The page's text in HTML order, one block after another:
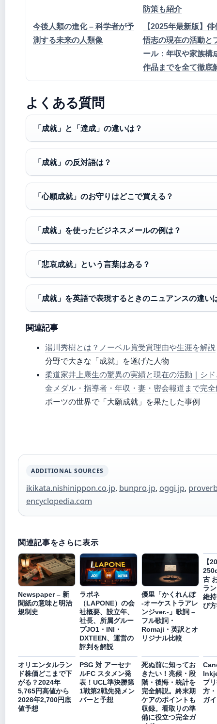
防策も紹介
今後人類の進化 – 科学者が予
測する未来の人類像
【2025年最新版】
悟志の現在の活動と
ール：年収や家族構
作品までを全て徹底
よくある質問
「成就」と「達成」の違いは？
「成就」の反対語は？
「心願成就」のお守りはどこで買える？
「成就」を使ったビジネスメールの例は？
「悲哀成就」という言葉はある？
「成就」を英語で表現するときのニュアンスの違い
関連記事
湯川秀樹とは？ノーベル賞受賞理由や生涯を解説
分野で大きな「成就」を遂げた人物
柔道家井上康生の驚異の実績と現在の活動｜シ
金メダル・指導者・年収・妻・密会報道まで完
ポーツの世界で「大願成就」を果たした事例
ADDITIONAL SOURCES
ikikata.nishinippon.co.jp, bunpro.jp, oggi.jp,
encyclopedia.com
関連記事をさらに表示
Newspaper – 新
聞紙の意味と明治
規制史
ラポネ
（LAPONE）の会
社概要、設立年、
社長、所属グルー
プJO1・INI・
DXTEEN、運営の
評判を解説
優里「かくれんぼ
-オーケストラアレ
ンジver.-」歌詞 –
フル歌詞・
Romaji・英訳とオ
リジナル比較
【
古
ラ
維
び
オリエンタルラン
ド株価どこまで下
がる？2024年
5,765円高値から
2026年2,700円底
値予想
PSG 対 アーセナ
ルFC スタメン発
表！UCL準決勝第
1戦第2戦先発メン
バーと予想
死ぬ前に知ってお
きたい！兆候・段
階・後悔・統計を
完全解説。終末期
ケアのポイントも
収録。看取りの準
備に役立つ完全ガ
プ
方
ガ